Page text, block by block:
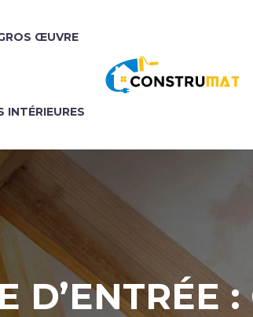
ŒUVRE
INTÉRIEURES
D’ENTRÉE